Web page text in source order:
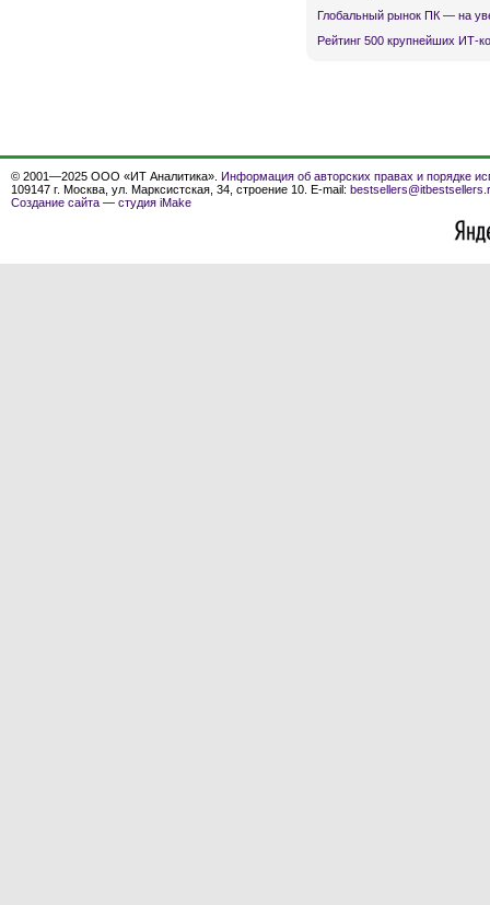
Глобальный рынок ПК — на
Рейтинг 500 крупнейших ИТ-
© 2001—2025 ООО «ИТ Аналитика». Информация об авторских правах и порядке
109147 г. Москва, ул. Марксистская, 34, строение 10. E-mail:
Создание сайта — студия iMake